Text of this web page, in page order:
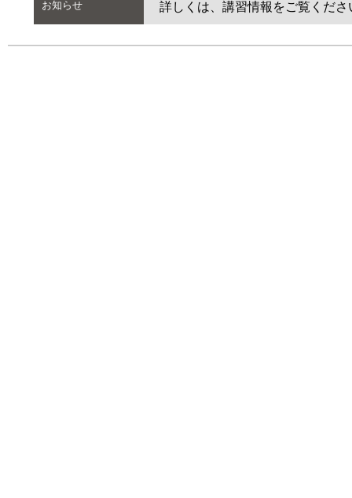
お知らせ 詳しくは、講習情報をご覧くださ